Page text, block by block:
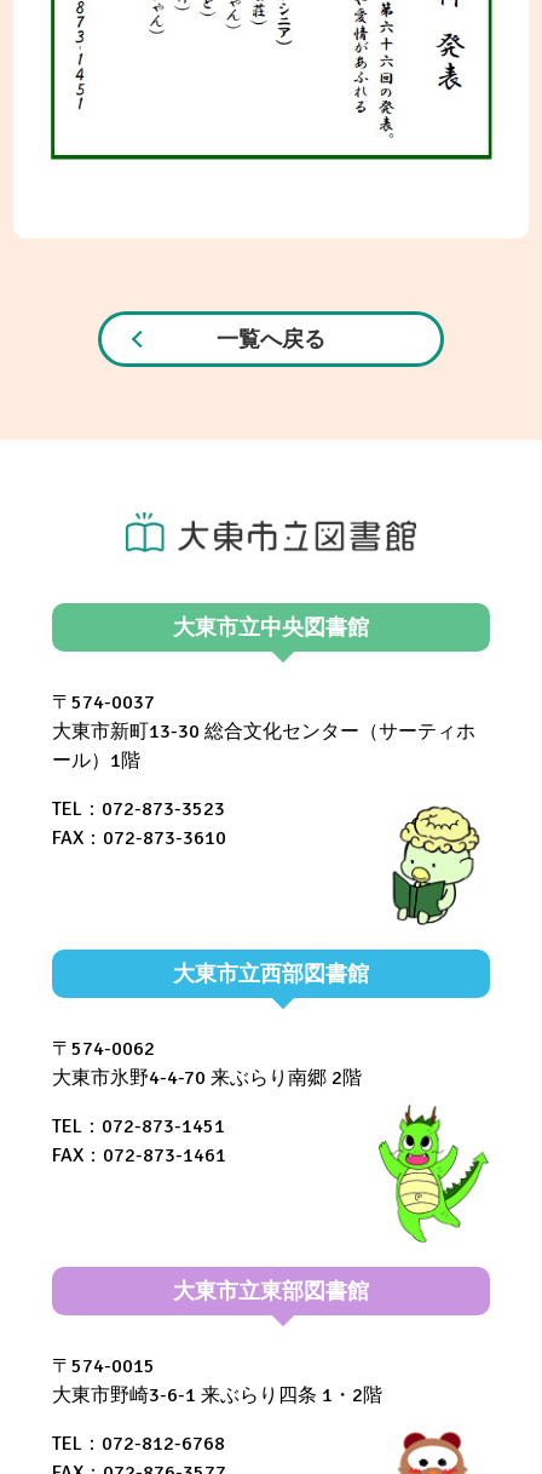
一覧へ戻る
大東市立中央図書館
〒574-0037
大東市新町13-30 総合文化センター（サーティホ
ール）1階
TEL：072-873-3523
FAX：072-873-3610
大東市立西部図書館
〒574-0062
大東市氷野4-4-70 来ぶらり南郷 2階
TEL：072-873-1451
FAX：072-873-1461
大東市立東部図書館
〒574-0015
大東市野崎3-6-1 来ぶらり四条 1・2階
TEL：072-812-6768